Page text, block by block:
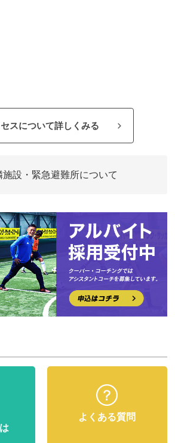
スについて詳しくみる
施設・緊急避難所について
よくある質問